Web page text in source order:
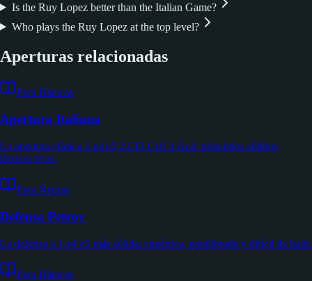
Is the Ruy Lopez better than the Italian Game?
Who plays the Ruy Lopez at the top level?
Aperturas relacionadas
Para Blancas
Apertura Italiana
La apertura clásica 1.e4 e5 2.Cf3 Cc6 3.Ac4: principios sólidos,
tácticas ricas.
Para Negras
Defensa Petrov
La defensa a 1.e4 e5 más sólida: simétrica, equilibrada y difícil de batir.
Para Blancas